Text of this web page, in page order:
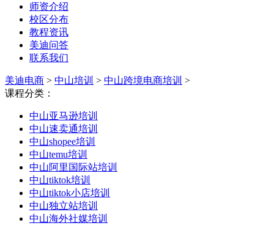
师资介绍
校区分布
教程资讯
美迪问答
联系我们
美迪电商 > 中山培训 > 中山跨境电商培训 >
课程分类：
中山亚马逊培训
中山速卖通培训
中山shopee培训
中山temu培训
中山阿里国际站培训
中山tiktok培训
中山tiktok小店培训
中山独立站培训
中山海外社媒培训